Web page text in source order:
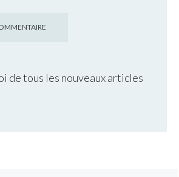
de tous les nouveaux articles